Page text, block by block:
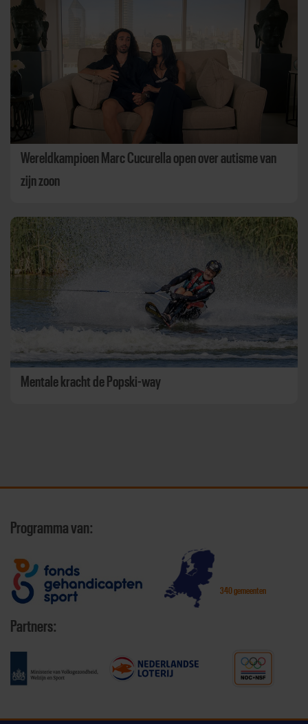
Wereldkampioen Marc Cucurella open over autisme van
zijn zoon
Mentale kracht de Popski-way
Programma van:
340 gemeenten
Partners: